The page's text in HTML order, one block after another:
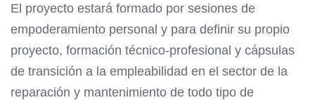
El proyecto estará formado por sesiones de
empoderamiento personal y para definir su propio
proyecto, formación técnico-profesional y cápsulas
de transición a la empleabilidad en el sector de la
reparación y mantenimiento de todo tipo de